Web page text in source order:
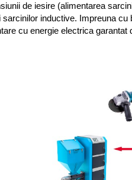
de iesire (alimentarea
inductive. Impreuna
cu energie electrica garantat